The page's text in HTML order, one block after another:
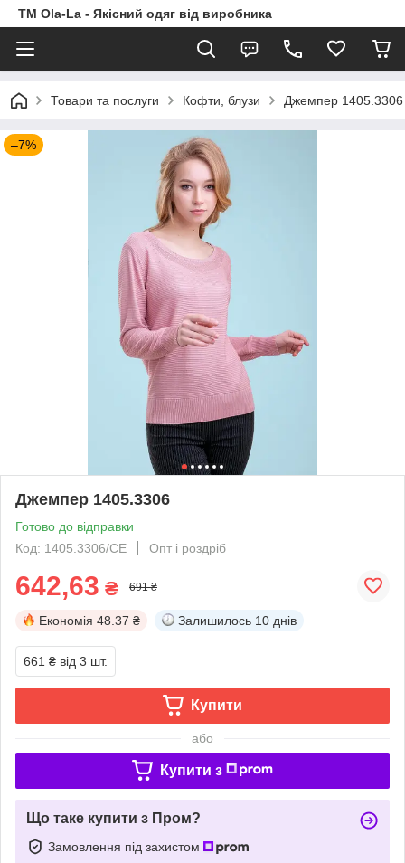
TM Ola-La - Якісний одяг від виробника
Товари та послуги Кофти, блузи Джемпер 1405.3306
–7%
Джемпер 1405.3306
Готово до відправки
Код: 1405.3306/СЕ
Опт і роздріб
642,63 ₴ 691 ₴
Економія 48.37 ₴ Залишилось 10 днів
661 ₴ від 3 шт.
Купити
або
Купити з
Що таке купити з Пром?
Замовлення під захистом